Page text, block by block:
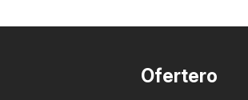
Ofertero